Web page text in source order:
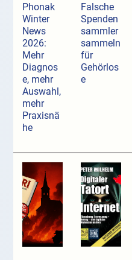
Phonak
Winter
News
2026:
Mehr
Diagnos
e, mehr
Auswahl,
mehr
Praxisnä
he
Falsche
Spenden
sammler
sammeln
für
Gehörlos
e